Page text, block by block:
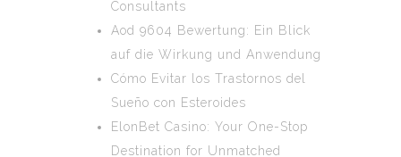
Consultants
Aod 9604 Bewertung: Ein Blick
auf die Wirkung und Anwendung
Cómo Evitar los Trastornos del
Sueño con Esteroides
ElonBet Casino: Your One-Stop
Destination for Unmatched